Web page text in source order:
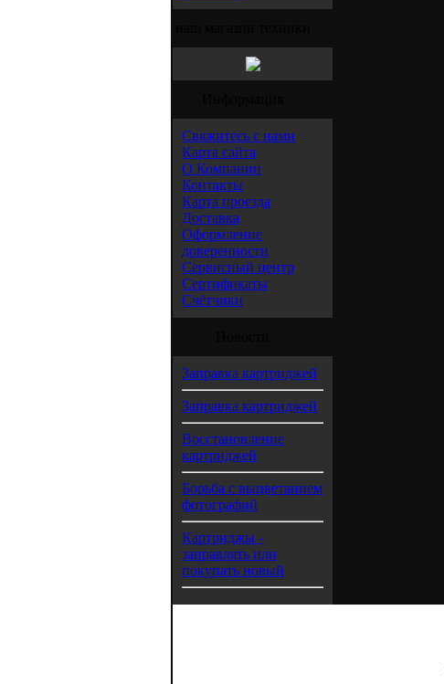
Свяжитесь с нами
Карта сайта
О Компании
Контакты
Карта проезда
Доставка
Оформление
доверенности
Сервисный центр
Сертификаты
Счётчики
Заправка картриджей
Заправка картриджей
Восстановление
картриджей
Борьба с выцветанием
фотографий
Картриджы -
заправлять или
покупать новый